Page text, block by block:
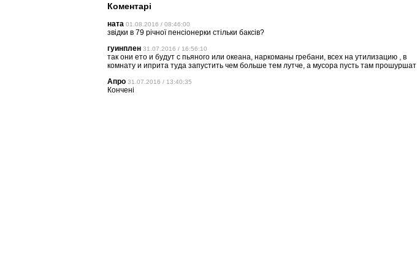
Коментарі
ната 01.08.2016 / 08:46:00
звідки в 79 річної пенсіонерки стільки баксів?
гуинплен 31.07.2016 / 16:56:10
так они ето и будут с пьяного или океана, наркоманы гребани, всех на утилизацию , в
комнату и иприта туда запустить чем больше тем лутче, а мусора пусть там прошуршат
Апро 31.07.2016 / 13:40:35
Кончені